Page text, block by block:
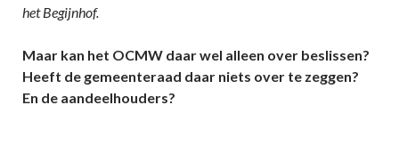
het Begijnhof.
Maar kan het OCMW daar wel alleen over beslissen?
Heeft de gemeenteraad daar niets over te zeggen?
En de aandeelhouders?